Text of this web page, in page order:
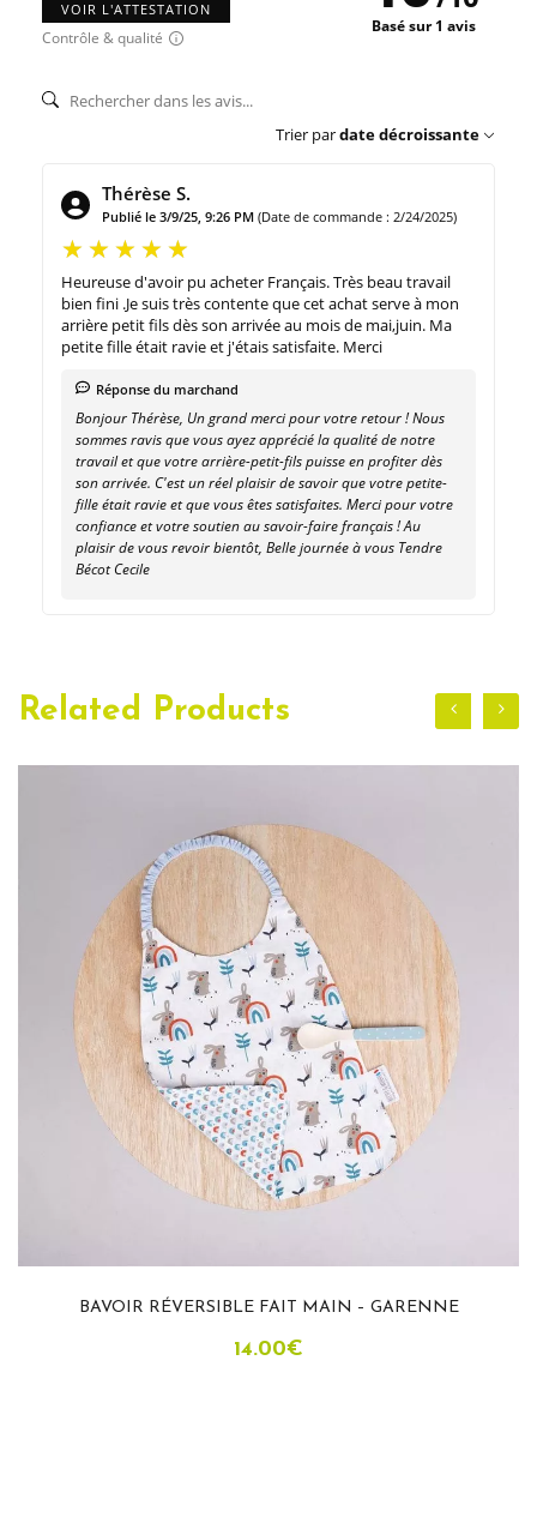
VOIR L'ATTESTATION
Contrôle & qualité
Basé sur 1 avis
Trier pardate décroissante
Thérèse S.
Publié le 3/9/25, 9:26 PM (Date de commande : 2/24/2025)
Heureuse d'avoir pu acheter Français. Très beau travail
bien fini .Je suis très contente que cet achat serve à mon
arrière petit fils dès son arrivée au mois de mai,juin. Ma
petite fille était ravie et j'étais satisfaite. Merci
Réponse du marchand
Bonjour Thérèse, Un grand merci pour votre retour ! Nous
sommes ravis que vous ayez apprécié la qualité de notre
travail et que votre arrière-petit-fils puisse en profiter dès
son arrivée. C'est un réel plaisir de savoir que votre petite-
fille était ravie et que vous êtes satisfaites. Merci pour votre
confiance et votre soutien au savoir-faire français ! Au
plaisir de vous revoir bientôt, Belle journée à vous Tendre
Bécot Cecile
Related Products
BAVOIR RÉVERSIBLE FAIT MAIN – GARENNE
14.00€